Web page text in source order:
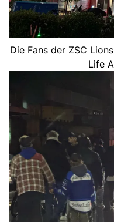
Die Fans der ZSC
Life